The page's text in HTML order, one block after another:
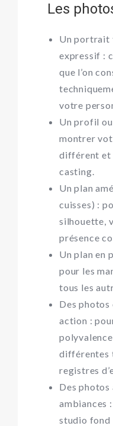
Les
Un portrait
expressif :
que l’on
votre
Un profil
montrer
différent et
casting.
Un plan
cuisses) :
silhouette,
présence
Un plan en
pour les
tous les
Des photos
action :
différentes
registres
Des
ambiances
studio fond